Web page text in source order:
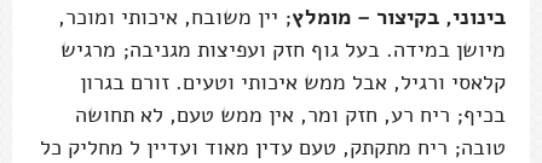
בינוני, בקיצור – מומלץ; יין משובח, איכותי ומוכר,
מיושן במידה. בעל גוף חזק ועפיצות מגניבה; מרגיש
קלאסי ורגיל, אבל ממש איכותי וטעים. זורם בגרון
בכיף; ריח רע, חזק ומר, אין ממש טעם, לא תחושה
טובה; ריח מתקתק, טעם עדין מאוד ועדיין ל מחליק כל